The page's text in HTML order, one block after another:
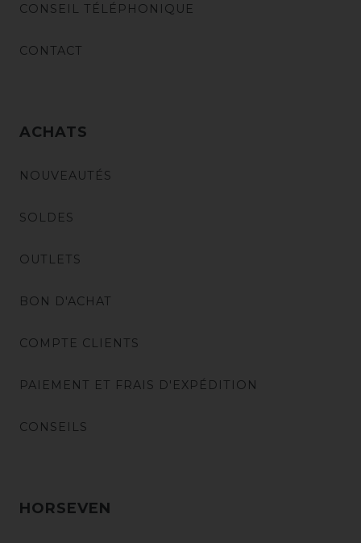
CONSEIL TÉLÉPHONIQUE
CONTACT
ACHATS
NOUVEAUTÉS
SOLDES
OUTLETS
BON D'ACHAT
COMPTE CLIENTS
PAIEMENT ET FRAIS D'EXPÉDITION
CONSEILS
HORSEVEN